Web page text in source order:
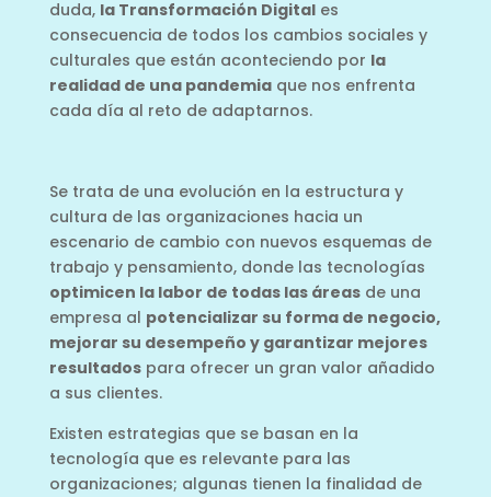
duda, la Transformación Digitales
consecuencia de todos los cambios sociales y
culturales que están aconteciendo por la
realidad de una pandemiaque nos enfrenta
cada día al reto de adaptarnos.
Se trata de una evolución en la estructura y
cultura de las organizaciones hacia un
escenario de cambio con nuevos esquemas de
trabajo y pensamiento, donde las tecnologías
optimicen la labor de todas las áreasde una
empresa al potencializar su forma de negocio,
mejorar su desempeño y garantizar mejores
resultadospara ofrecer un gran valor añadido
a sus clientes.
Existen estrategias que se basan en la
tecnología que es relevante para las
organizaciones; algunas tienen la finalidad de